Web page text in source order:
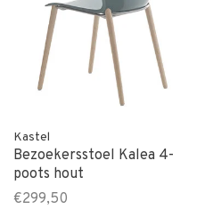
Kastel
Bezoekersstoel Kalea 4-
poots hout
€299,50